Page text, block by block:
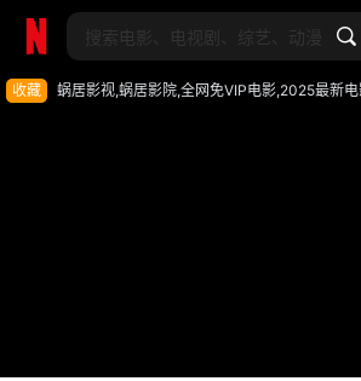
猎捕行动 第二季 下载客户端
收藏 蜗居影视,蜗居影院,全网免VIP电影,2025最新电影,电影在线,热血电视剧,新电视剧,